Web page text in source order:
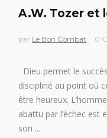
A.W. Tozer et
par Le Bon Combat 0
Dieu permet le
discipliné au point où
être heureux.
abattu par l’échec est
son